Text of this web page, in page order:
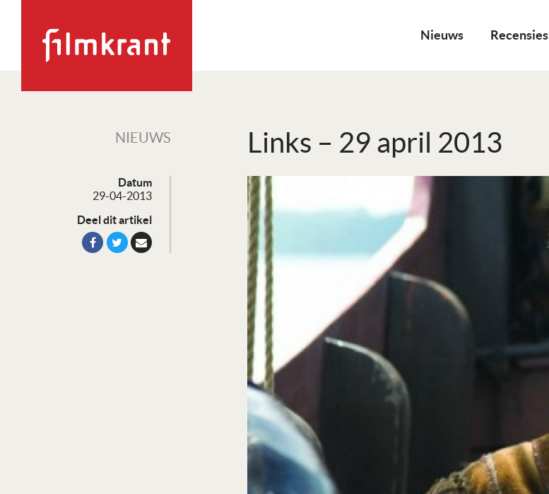
Nieuws Recensies
NIEUWS Links – 29 april 2013
Datum
29-04-2013
Deel dit artikel